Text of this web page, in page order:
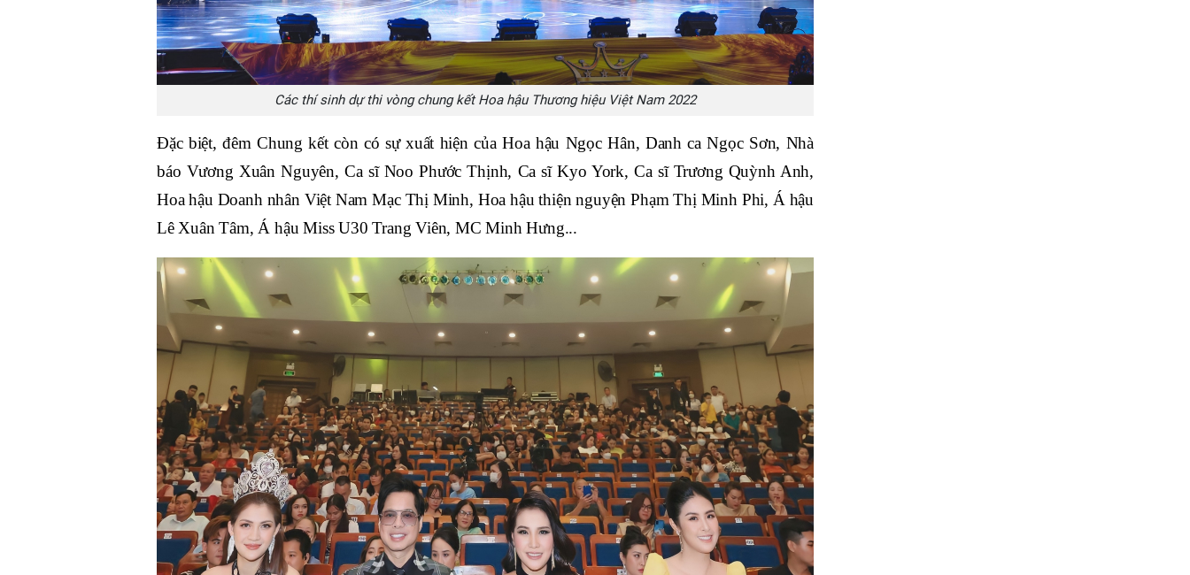
Các thí sinh dự thi vòng chung kết Hoa hậu Thương hiệu Việt Nam 2022
Đặc biệt, đêm Chung kết còn có sự xuất hiện của Hoa hậu Ngọc Hân, Danh ca Ngọc Sơn, Nhà
báo Vương Xuân Nguyên, Ca sĩ Noo Phước Thịnh, Ca sĩ Kyo York, Ca sĩ Trương Quỳnh Anh,
Hoa hậu Doanh nhân Việt Nam Mạc Thị Minh, Hoa hậu thiện nguyện Phạm Thị Minh Phi, Á hậu
Lê Xuân Tâm, Á hậu Miss U30 Trang Viên, MC Minh Hưng...